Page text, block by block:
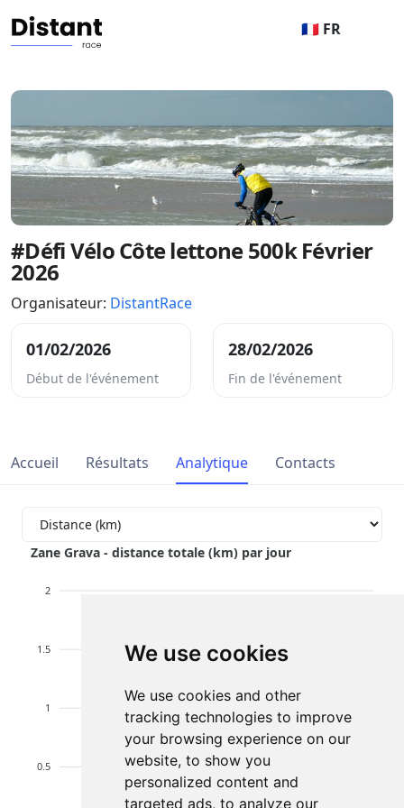
We use cookies
We use cookies and other
tracking technologies to improve
your browsing experience on our
website, to show you
personalized content and
targeted ads, to analyze our
🇫🇷 FR
#Défi Vélo Côte lettone 500k Février
2026
Organisateur: DistantRace
01/02/2026
Début de l'événement
28/02/2026
Fin de l'événement
Accueil Résultats Analytique Contacts
Zane Grava - distance totale (km) par jour
2
1.5
1
0.5